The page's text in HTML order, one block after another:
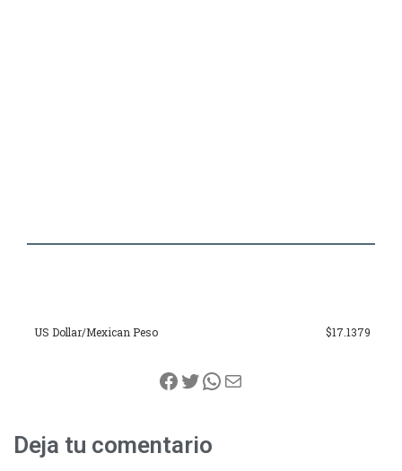
US Dollar/Mexican Peso $17.1379
Facebook
Twitter
WhatsApp
Correo electrónico
Deja tu comentario